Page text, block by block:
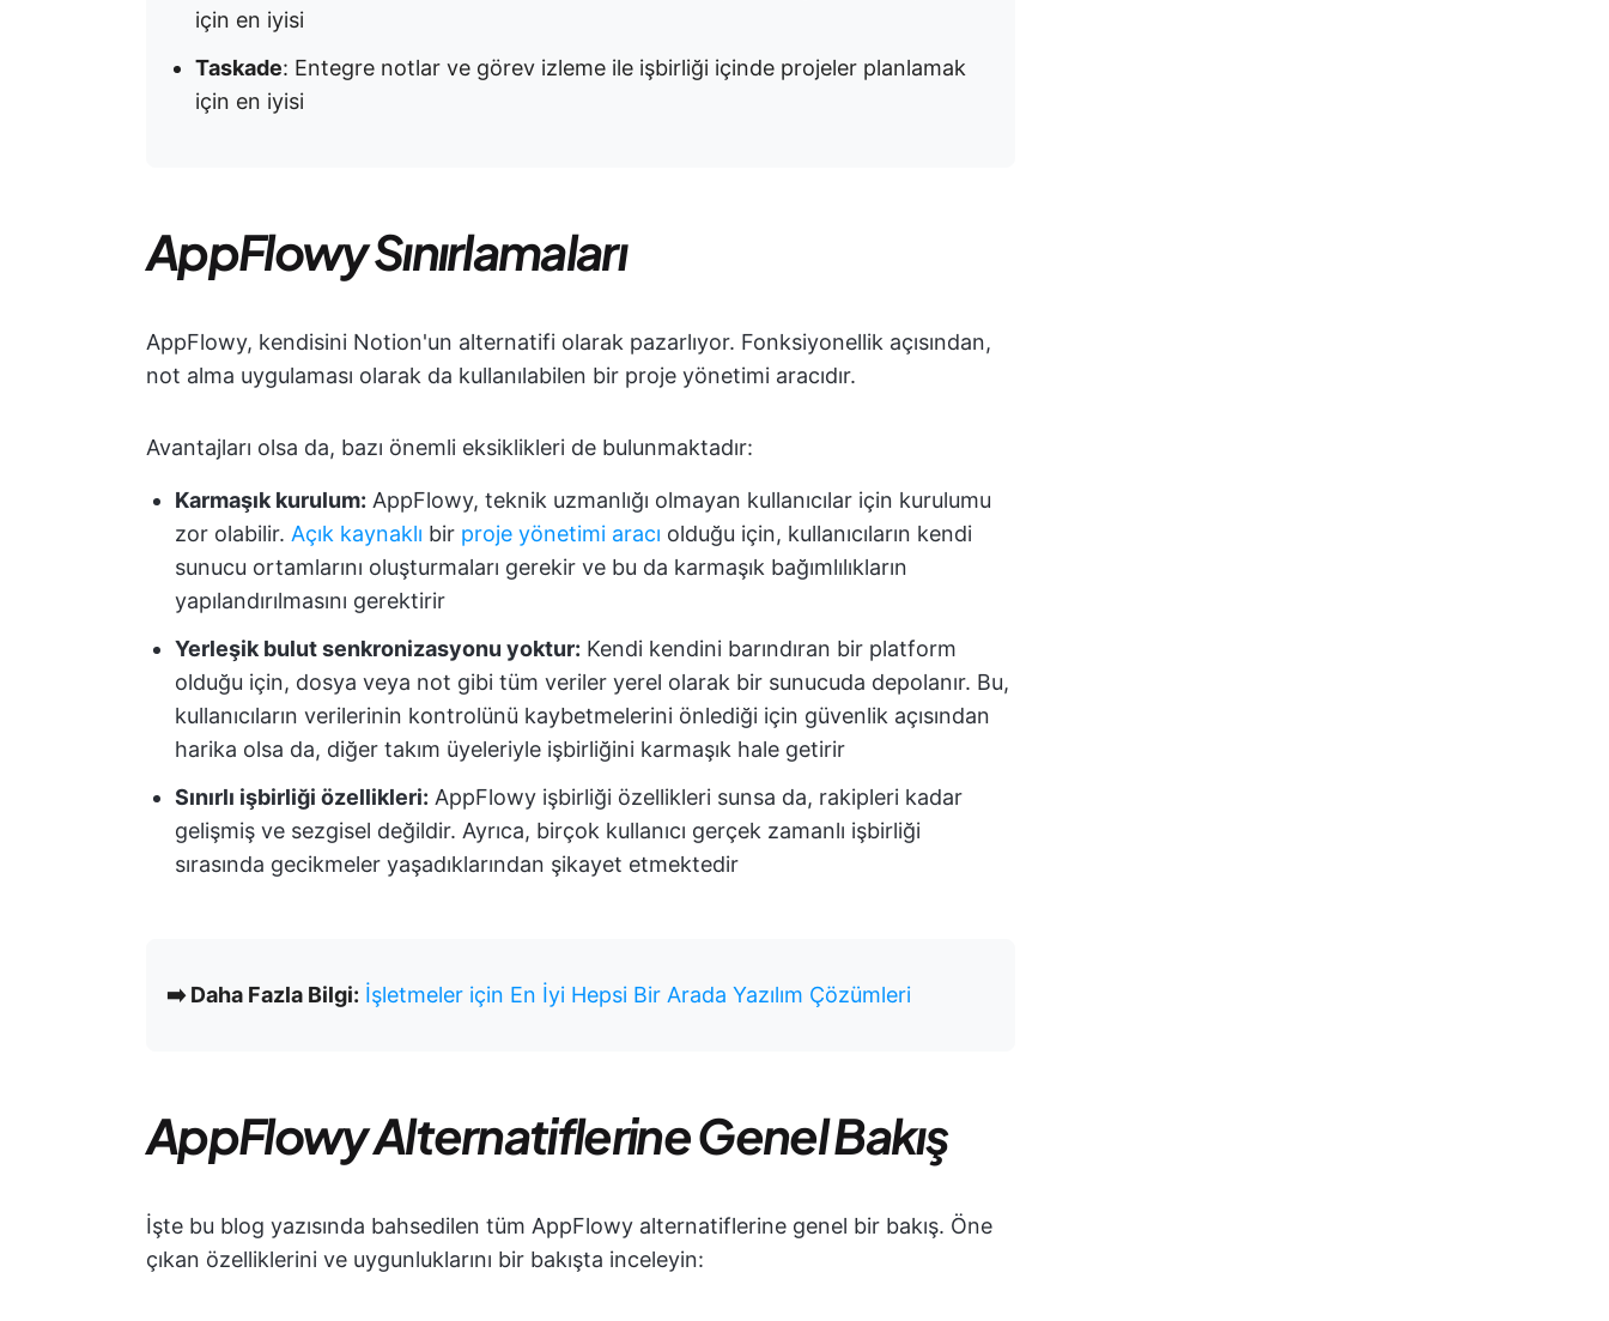
için en iyisi
Taskade: Entegre notlar ve görev izleme ile işbirliği içinde projeler planlamak
için en iyisi
AppFlowy Sınırlamaları
AppFlowy, kendisini Notion'un alternatifi olarak pazarlıyor. Fonksiyonellik açısından,
not alma uygulaması olarak da kullanılabilen bir proje yönetimi aracıdır.
Avantajları olsa da, bazı önemli eksiklikleri de bulunmaktadır:
Karmaşık kurulum: AppFlowy, teknik uzmanlığı olmayan kullanıcılar için kurulumu
zor olabilir. Açık kaynaklı bir proje yönetimi aracı olduğu için, kullanıcıların kendi
sunucu ortamlarını oluşturmaları gerekir ve bu da karmaşık bağımlılıkların
yapılandırılmasını gerektirir
Yerleşik bulut senkronizasyonu yoktur: Kendi kendini barındıran bir platform
olduğu için, dosya veya not gibi tüm veriler yerel olarak bir sunucuda depolanır. Bu,
kullanıcıların verilerinin kontrolünü kaybetmelerini önlediği için güvenlik açısından
harika olsa da, diğer takım üyeleriyle işbirliğini karmaşık hale getirir
Sınırlı işbirliği özellikleri: AppFlowy işbirliği özellikleri sunsa da, rakipleri kadar
gelişmiş ve sezgisel değildir. Ayrıca, birçok kullanıcı gerçek zamanlı işbirliği
sırasında gecikmeler yaşadıklarından şikayet etmektedir
➡️ Daha Fazla Bilgi: İşletmeler için En İyi Hepsi Bir Arada Yazılım Çözümleri
AppFlowy Alternatiflerine Genel Bakış
İşte bu blog yazısında bahsedilen tüm AppFlowy alternatiflerine genel bir bakış. Öne
çıkan özelliklerini ve uygunluklarını bir bakışta inceleyin: